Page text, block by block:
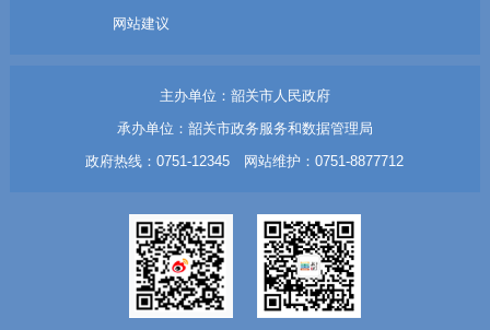
网站建议
主办单位：韶关市人民政府
承办单位：韶关市政务服务和数据管理局
政府热线：0751-12345 网站维护：0751-8877712